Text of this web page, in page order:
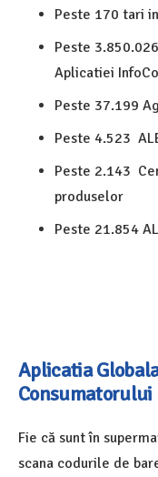
Peste 170 tari
Peste 3.850.026
Aplicatiei
Peste 37.199
Peste 4.523
Peste 2.143
produselor
Peste 21.854
Aplicatia
Consumatorului
Fie că sunt în
scana codurile de